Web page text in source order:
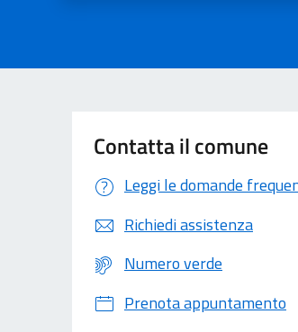
Contatta il comune
Leggi le domande
Richiedi assistenza
Numero verde
Prenota appuntamento